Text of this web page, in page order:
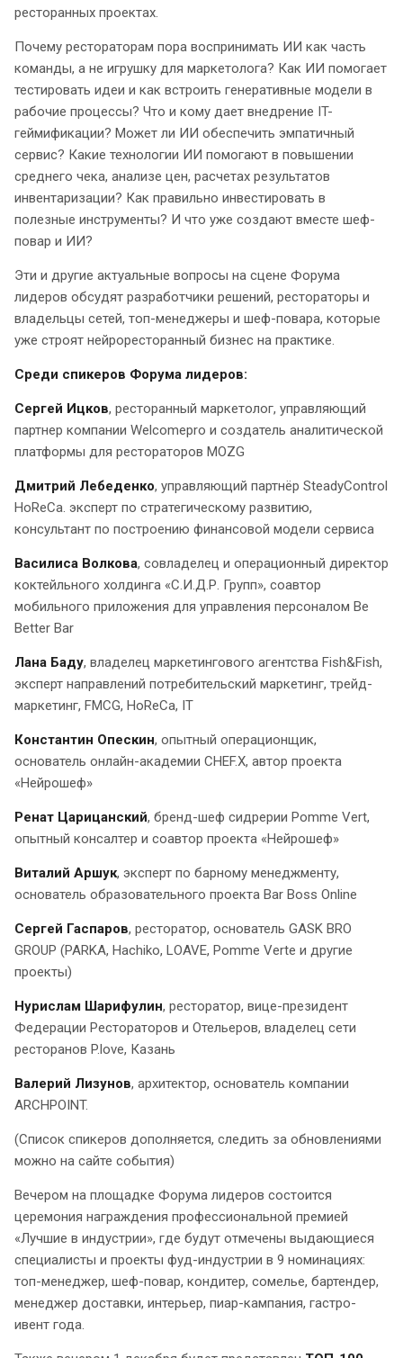
ресторанных проектах.
Почему рестораторам пора воспринимать ИИ как часть
команды, а не игрушку для маркетолога? Как ИИ помогает
тестировать идеи и как встроить генеративные модели в
рабочие процессы? Что и кому дает внедрение IT-
геймификации? Может ли ИИ обеспечить эмпатичный
сервис? Какие технологии ИИ помогают в повышении
среднего чека, анализе цен, расчетах результатов
инвентаризации? Как правильно инвестировать в
полезные инструменты? И что уже создают вместе шеф-
повар и ИИ?
Эти и другие актуальные вопросы на сцене Форума
лидеров обсудят разработчики решений, рестораторы и
владельцы сетей, топ-менеджеры и шеф-повара, которые
уже строят нейроресторанный бизнес на практике.
Среди спикеров Форума лидеров:
Сергей Ицков, ресторанный маркетолог, управляющий
партнер компании Welcomepro и создатель аналитической
платформы для рестораторов MOZG
Дмитрий Лебеденко, управляющий партнёр SteadyControl
HoReCa. эксперт по стратегическому развитию,
консультант по построению финансовой модели сервиса
Василиса Волкова, совладелец и операционный директор
коктейльного холдинга «С.И.Д.Р. Групп», соавтор
мобильного приложения для управления персоналом Be
Better Bar
Лана Баду, владелец маркетингового агентства Fish&Fish,
эксперт направлений потребительский маркетинг, трейд-
маркетинг, FMCG, HoReCa, IT
Константин Опескин, опытный операционщик,
основатель онлайн-академии CHEF.X, автор проекта
«Нейрошеф»
Ренат Царицанский, бренд-шеф сидрерии Pomme Vert,
опытный консалтер и соавтор проекта «Нейрошеф»
Виталий Аршук, эксперт по барному менеджменту,
основатель образовательного проекта Bar Boss Online
Сергей Гаспаров, ресторатор, основатель GASK BRO
GROUP (PARKA, Hachiko, LOAVE, Pomme Verte и другие
проекты)
Нурислам Шарифулин, ресторатор, вице-президент
Федерации Рестораторов и Отельеров, владелец сети
ресторанов P.love, Казань
Валерий Лизунов, архитектор, основатель компании
ARCHPOINT.
(Список спикеров дополняется, следить за обновлениями
можно на сайте события)
Вечером на площадке Форума лидеров состоится
церемония награждения профессиональной премией
«Лучшие в индустрии», где будут отмечены выдающиеся
специалисты и проекты фуд-индустрии в 9 номинациях:
топ-менеджер, шеф-повар, кондитер, сомелье, бартендер,
менеджер доставки, интерьер, пиар-кампания, гастро-
ивент года.